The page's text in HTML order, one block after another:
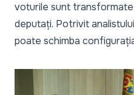
voturile sunt
deputați. Potrivit
poate schimba